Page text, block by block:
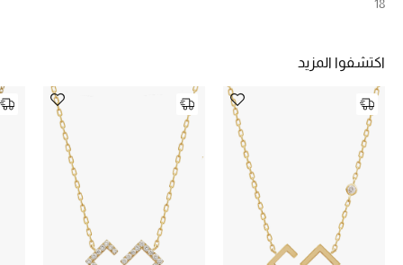
النساء
عرض جميع المنتجات
خصومات
ما وصلنا حديثاً
18
اكتشفوا المزيد